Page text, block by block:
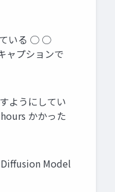
ている ○ ○
ャプションで
ようにしてい
かかった
Model